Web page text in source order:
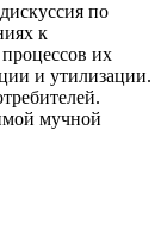
по
к
их
и утилизации.
мучной